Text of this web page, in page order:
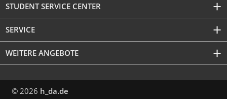
STUDENT SERVICE CENTER
SERVICE
WEITERE ANGEBOTE
© 2026 h_da.de